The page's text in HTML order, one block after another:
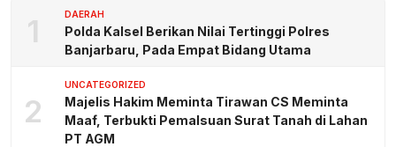
1 DAERAH
Polda Kalsel Berikan Nilai Tertinggi Polres
Banjarbaru, Pada Empat Bidang Utama
2
UNCATEGORIZED
Majelis Hakim Meminta Tirawan CS Meminta
Maaf, Terbukti Pemalsuan Surat Tanah di Lahan
PT AGM